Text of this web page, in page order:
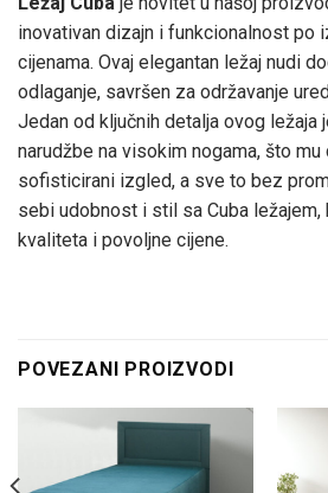
inovativan dizajn i funkcionalnost po
cijenama. Ovaj elegantan ležaj nudi
odlaganje, savršen za održavanje
Jedan od ključnih detalja ovog ležaja
narudžbe na visokim nogama, što mu
sofisticirani izgled, a sve to bez
sebi udobnost i stil sa Cuba ležajem,
kvaliteta i povoljne cijene.
POVEZANI PROIZVODI